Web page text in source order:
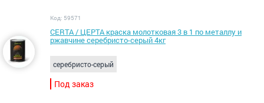
Код: 59571
CERTA / ЦЕРТА краска молотковая 3 в 1 по металлу и
ржавчине серебристо-серый 4кг
серебристо-серый
Под заказ